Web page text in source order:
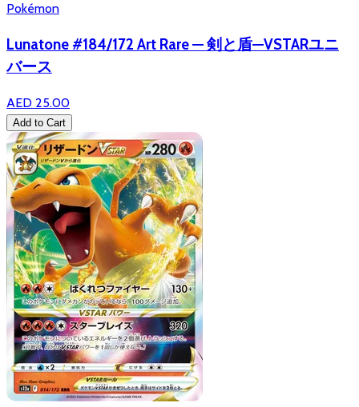
Pokémon
Lunatone #184/172 Art Rare — 剣と盾—VSTARユニ
バース
AED 25.00
Add to Cart